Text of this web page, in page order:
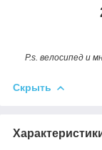
P.s. велосипед и
Скрыть